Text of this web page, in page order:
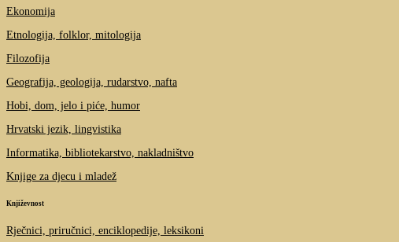
Ekonomija
Etnologija, folklor, mitologija
Filozofija
Geografija, geologija, rudarstvo, nafta
Hobi, dom, jelo i piće, humor
Hrvatski jezik, lingvistika
Informatika, bibliotekarstvo, nakladništvo
Knjige za djecu i mladež
Književnost
Rječnici, priručnici, enciklopedije, leksikoni